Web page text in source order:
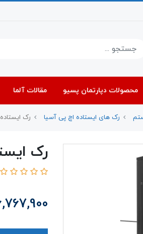
محصولات دپارتمان پسیو مقالات آلما
رک های ایستاده اچ پی آسیا رک ایستاده 27 یونیت به عمق 60 اچ پی آسیا
رک ایستاده 27 یونیت به